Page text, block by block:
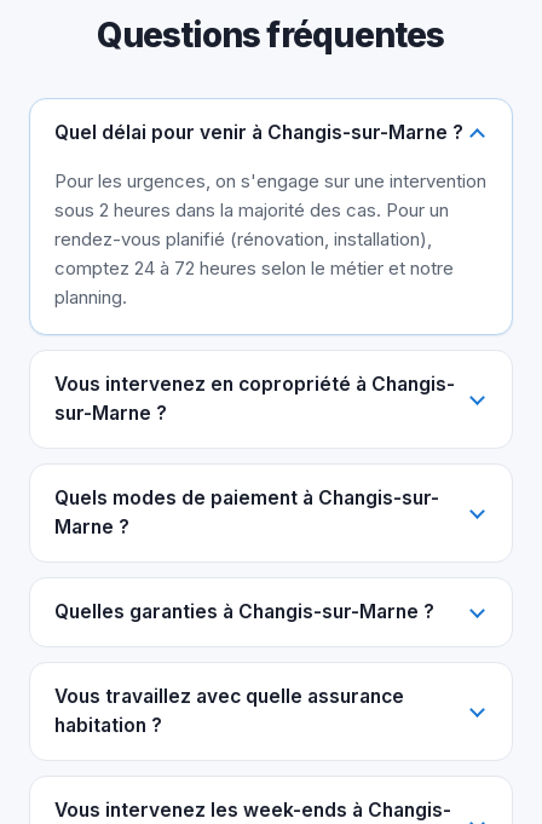
Questions fréquentes
Quel délai pour venir à Changis-sur-Marne ?
Pour les urgences, on s'engage sur une intervention
sous 2 heures dans la majorité des cas. Pour un
rendez-vous planifié (rénovation, installation),
comptez 24 à 72 heures selon le métier et notre
planning.
Vous intervenez en copropriété à Changis-
sur-Marne ?
Quels modes de paiement à Changis-sur-
Marne ?
Quelles garanties à Changis-sur-Marne ?
Vous travaillez avec quelle assurance
habitation ?
Vous intervenez les week-ends à Changis-